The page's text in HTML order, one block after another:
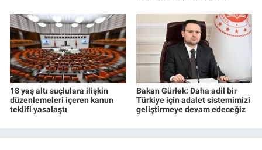
18 yaş altı suçlulara ilişkin
düzenlemeleri içeren kanun
teklifi yasalaştı
Bakan Gürlek: Daha adil bir
Türkiye için adalet sistemimizi
geliştirmeye devam edeceğiz